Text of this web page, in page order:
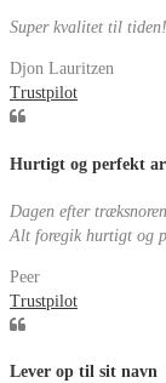
Super kvalitet til tiden!
Djon Lauritzen
Trustpilot
Hurtigt og perfekt
Dagen efter
Alt foregik hurtigt og
Peer
Trustpilot
Lever op til sit navn